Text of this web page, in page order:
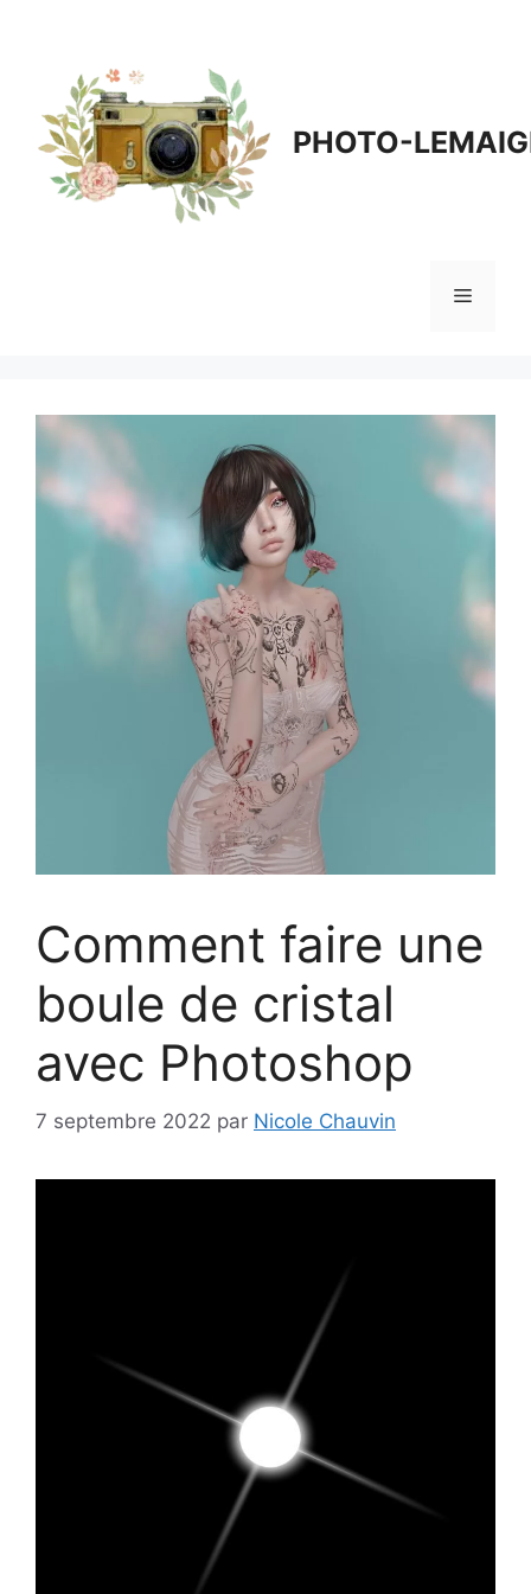
PHOTO-
Menu
Comment faire une
boule de cristal
avec Photoshop
7 septembre 2022 par Nicole Chauvin